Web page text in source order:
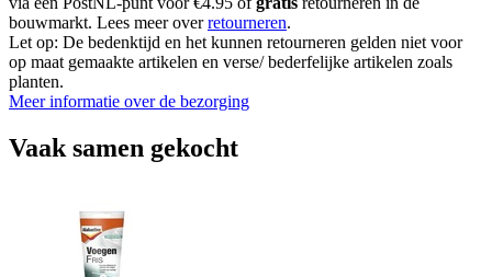
bouwmarkt. Lees meer overretourneren.
Let op: De bedenktijd en het kunnen retourneren gelden niet voor
op maat gemaakte artikelen en verse/ bederfelijke artikelen zoals
planten.
Meer informatie over de bezorging
Vaak samen gekocht